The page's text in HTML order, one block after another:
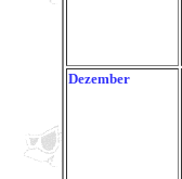
Dezember